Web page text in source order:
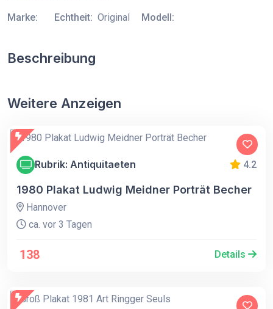
Marke: Echtheit: Original Modell:
Beschreibung
Weitere Anzeigen
Rubrik: Antiquitaeten 4.2
1980 Plakat Ludwig Meidner Porträt Becher
Hannover
ca. vor 3 Tagen
138 Details